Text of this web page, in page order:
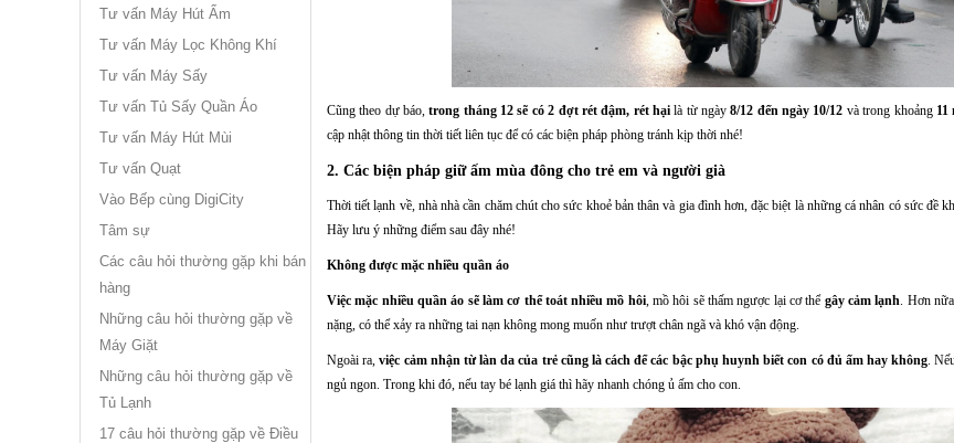
Tư vấn Máy Hút Ẩm
Tư vấn Máy Lọc Không Khí
Tư vấn Máy Sấy
Tư vấn Tủ Sấy Quần Áo
Tư vấn Máy Hút Mùi
Tư vấn Quạt
Vào Bếp cùng DigiCity
Tâm sự
Các câu hỏi thường gặp khi bán
hàng
Những câu hỏi thường gặp về
Máy Giặt
Những câu hỏi thường gặp về
Tủ Lạnh
17 câu hỏi thường gặp về Điều
Cũng theo dự báo,trong tháng 12 sẽ có 2 đợt rét đậm, rét hạilà từ ngày 8/12 đến ngày 10/12 và trong khoảng11
cập nhật thông tin thời tiết liên tục để có các biện pháp phòng tránh kịp thời nhé!
2. Các biện pháp giữ ấm mùa đông cho trẻ em và người già
Thời tiết lạnh về, nhà nhà cần chăm chút cho sức khoẻ bản thân và gia đình hơn, đặc biệt là những cá nhân có sức đề
Hãy lưu ý những điểm sau đây nhé!
Không được mặc nhiều quần áo
Việc mặc nhiều quần áo sẽ làm cơ thể toát nhiều mồ hôi, mồ hôi sẽ thấm ngược lại cơ thể gây cảm lạnh. Hơn
nặng, có thể xảy ra những tai nạn không mong muốn như trượt chân ngã và khó vận động.
Ngoài ra, việc cảm nhận từ làn da của trẻ cũng là cách để các bậc phụ huynh biết con có đủ ấm hay không.
ngủ ngon. Trong khi đó, nếu tay bé lạnh giá thì hãy nhanh chóng ủ ấm cho con.